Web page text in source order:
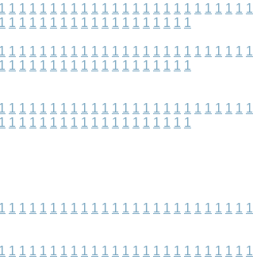
1 1 1 1 1 1 1 1 1 1 1 1 1 1 1 1 1 1 1 1 1 1 1 1 1
1 1 1 1 1 1 1 1 1 1 1 1 1 1 1 1 1 1 1
1 1 1 1 1 1 1 1 1 1 1 1 1 1 1 1 1 1 1 1 1 1 1 1 1
1 1 1 1 1 1 1 1 1 1 1 1 1 1 1 1 1 1 1
1 1 1 1 1 1 1 1 1 1 1 1 1 1 1 1 1 1 1 1 1 1 1 1 1
1 1 1 1 1 1 1 1 1 1 1 1 1 1 1 1 1 1 1
1 1 1 1 1 1 1 1 1 1 1 1 1 1 1 1 1 1 1 1 1 1 1 1 1
1 1 1 1 1 1 1 1 1 1 1 1 1 1 1 1 1 1 1 1 1 1 1 1 1